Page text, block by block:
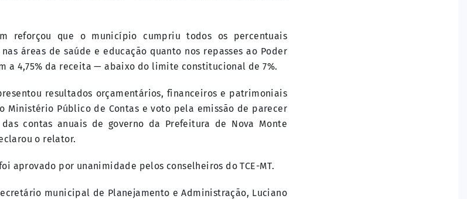
reforçou que o município cumpriu todos os percentuais
áreas de saúde e educação quanto nos repasses ao Poder
a 4,75% da receita — abaixo do limite constitucional de 7%.
resultados orçamentários, financeiros e patrimoniais
Ministério Público de Contas e voto pela emissão de parecer
contas anuais de governo da Prefeitura de Nova Monte
o relator.
aprovado por unanimidade pelos conselheiros do TCE-MT.
municipal de Planejamento e Administração, Luciano